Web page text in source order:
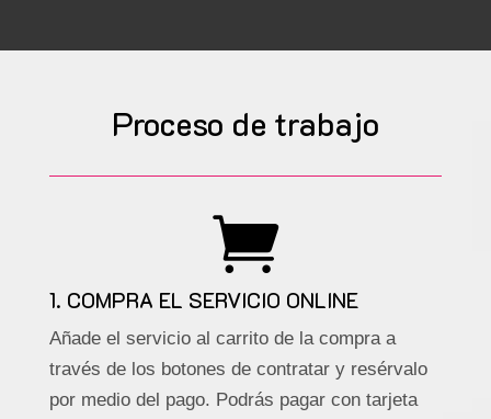
Proceso de trabajo

1. COMPRA EL SERVICIO ONLINE
Añade el servicio al carrito de la compra a
través de los botones de contratar y resérvalo
por medio del pago. Podrás pagar con tarjeta